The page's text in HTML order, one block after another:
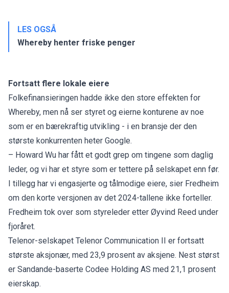
LES OGSÅ
Whereby henter friske penger
Fortsatt flere lokale eiere
Folkefinansieringen hadde ikke den store effekten for
Whereby, men nå ser styret og eierne konturene av noe
som er en bærekraftig utvikling - i en bransje der den
største konkurrenten heter Google.
– Howard Wu har fått et godt grep om tingene som daglig
leder, og vi har et styre som er tettere på selskapet enn før.
I tillegg har vi engasjerte og tålmodige eiere, sier Fredheim
om den korte versjonen av det 2024-tallene ikke forteller.
Fredheim tok over som styreleder etter Øyvind Reed under
fjoråret.
Telenor-selskapet Telenor Communication II er fortsatt
største aksjonær, med 23,9 prosent av aksjene. Nest størst
er Sandande-baserte Codee Holding AS med 21,1 prosent
eierskap.